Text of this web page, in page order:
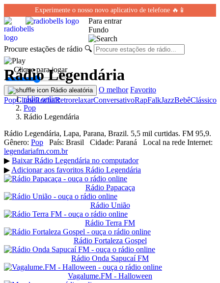
Experimente o nosso novo aplicativo de telefone 🔥📱
Para entrar
Fundo
Procure estações de rádio 🔍
← Clique para jogar
Rádio aleatória O melhor Favorito
PopClubeRochaRetrorelaxarConversativoRapFalkJazzBebêClássico
Rádio Legendária
rádio online
Pop
Rádio Legendária
Rádio Legendária, Lapa, Parana, Brazil. 5,5 mil curtidas. FM 95,9.
Gênero: Pop País: Brasil Cidade: Paraná Local na rede Internet:
legendariafm.com.br
▶ Baixar Rádio Legendária no computador
▶ Adicionar aos favoritos Rádio Legendária
Rádio Papacaça
Rádio União
Rádio Terra FM
Rádio Fortaleza Gospel
Rádio Onda Sapucaí FM
Vagalume.FM - Halloween